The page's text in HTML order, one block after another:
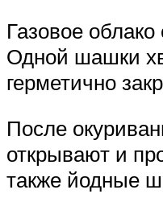
Газовое
Одной шашки
герметично
После
открывают и
также йодные